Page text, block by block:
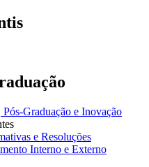
Graduação e Inovação
e Resoluções
Interno e Externo